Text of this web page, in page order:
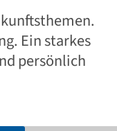
Ein starkes
persönlich